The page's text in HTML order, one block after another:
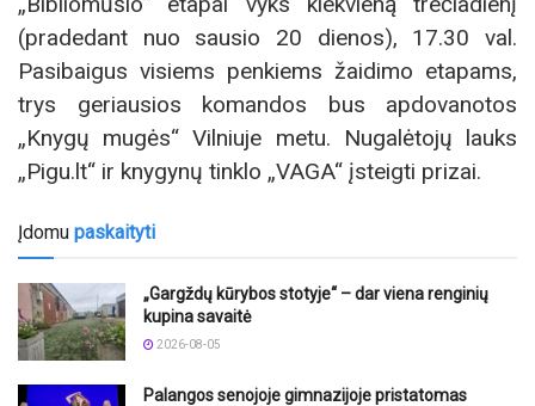
(pradedant nuo sausio 20 dienos), 17.30 val.
Pasibaigus visiems penkiems žaidimo etapams,
trys geriausios komandos bus apdovanotos
„Knygų mugės“ Vilniuje metu. Nugalėtojų lauks
„Pigu.lt“ ir knygynų tinklo „VAGA“ įsteigti prizai.
Įdomu paskaityti
„Gargždų kūrybos stotyje“ – dar viena renginių
kupina savaitė
2026-08-05
Palangos senojoje gimnazijoje pristatomas